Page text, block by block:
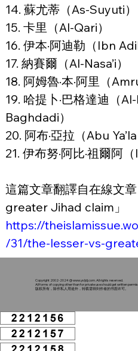
14. 蘇尤蒂（As-Suyuti）
15. 卡里（Al-Qari）
16. 伊本·阿迪勒（Ibn Adil
17. 納賽爾（Al-Nasa’i）
18. 阿姆魯·本·阿里（
19. 哈提卜·巴格達迪（
Baghdadi）
20. 阿布·亞拉（Abu Ya’la
21. 伊布努·阿比·祖爾阿
這篇文章翻譯自在線文
greater Jihad claim」
https://
/31/the-lesser-vs-
Copyright 2002-2024 @www.ysljdj.com. All rights reserved.
All forms of copying other than for private use should get written
版权所有，除作私人用途外，转载需得到作者的书面许可。